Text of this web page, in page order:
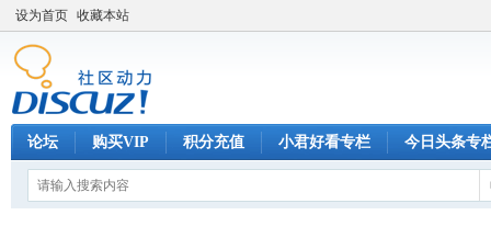
设为首页 收藏本站
论坛 购买VIP 积分充值 小君好看专栏 今日头条专